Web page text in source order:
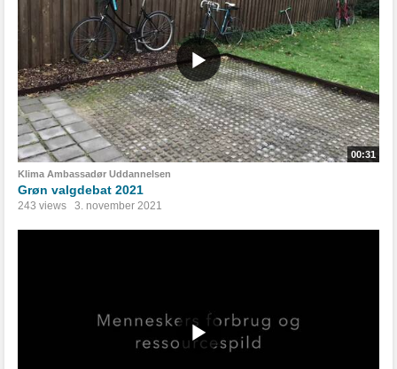
00:31
Klima Ambassadør Uddannelsen
Grøn valgdebat 2021
243 views 3. november 2021